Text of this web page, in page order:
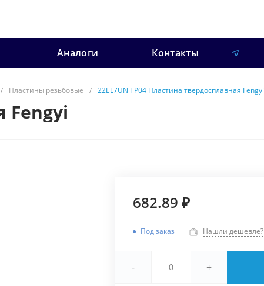
Аналоги Контакты
/ Пластины резьбовые / 22EL7UN TP04 Пластина твердосплавная Fengyi
Fengyi
682.89 ₽
Под заказ Нашли дешевле?
- +